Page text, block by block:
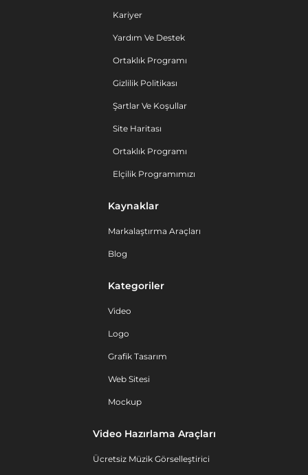
Kariyer
Yardım Ve Destek
Ortaklık Programı
Gizlilik Politikası
Şartlar Ve Koşullar
Site Haritası
Ortaklık Programı
Elçilik Programımızı
Kaynaklar
Markalaştırma Araçları
Blog
Kategoriler
Video
Logo
Grafik Tasarım
Web Sitesi
Mockup
Video Hazırlama Araçları
Ücretsiz Müzik Görselleştirici